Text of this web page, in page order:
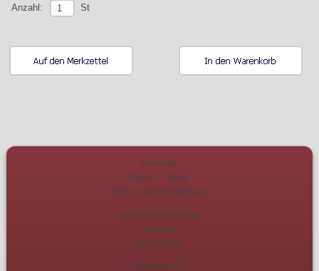
Anzahl: St
Startseite
Felsen + Steine
Wels + Garnelenhöhlen
Verbraucherhinweise
Versand
Impressum
Datenschutz